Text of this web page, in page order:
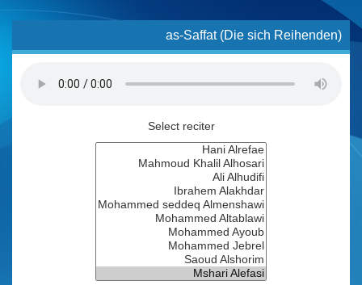
as-Saffat (Die sich Reihenden)
Select reciter